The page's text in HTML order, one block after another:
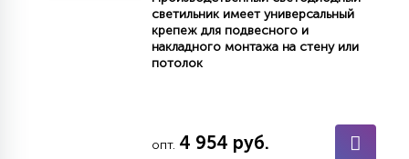
С УПРАВЛЕНИЕМ
светильник имеет универсальный
крепеж для подвесного и
накладного монтажа на стену или
потолок
опт. 4 954 руб.